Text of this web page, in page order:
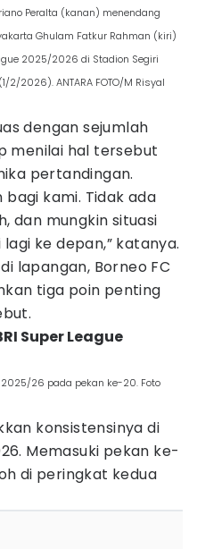
Peralta (kanan) menendang
Ghulam Fatkur Rahman (kiri)
2025/2026 di Stadion Segiri
2026). ANTARA FOTO/M Risyal
dengan sejumlah
menilai hal tersebut
pertandingan.
bagi kami. Tidak ada
dan mungkin situasi
ke depan,” katanya.
lapangan, Borneo FC
tiga poin penting
Super League
2025/26 pada pekan ke-20. Foto
konsistensinya di
Memasuki pekan ke-
di peringkat kedua